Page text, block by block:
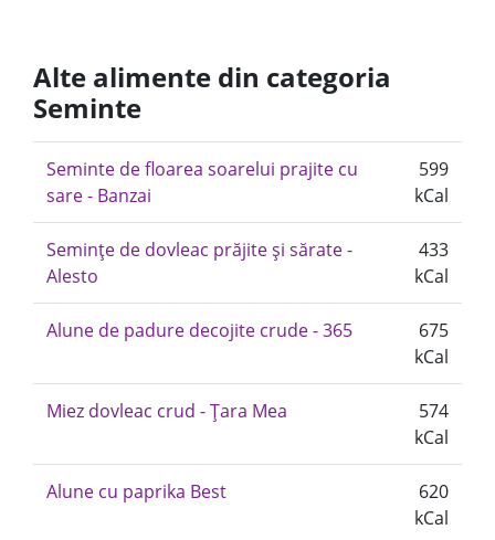
Alte alimente din categoria
Seminte
Seminte de floarea soarelui prajite cu
sare - Banzai
599
kCal
Semințe de dovleac prăjite și sărate -
Alesto
433
kCal
Alune de padure decojite crude - 365
675
kCal
Miez dovleac crud - Țara Mea
574
kCal
Alune cu paprika Best
620
kCal